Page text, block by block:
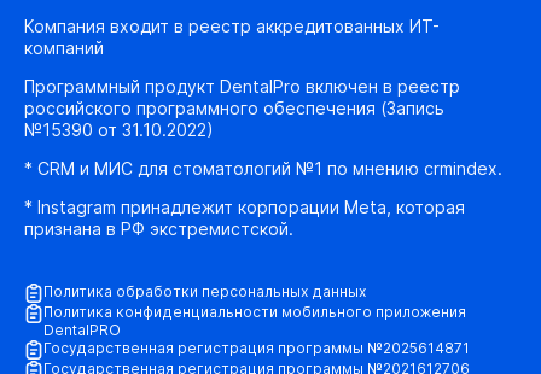
Компания входит в реестр аккредитованных ИТ-
компаний
Программный продукт DentalPro включен в реестр
российского программного обеспечения (Запись
№15390 от 31.10.2022)
* CRM и МИС для стоматологий №1 по мнению crmindex.
* Instagram принадлежит корпорации Meta, которая
признана в РФ экстремистской.
Политика обработки персональных данных
Политика конфиденциальности мобильного приложения
DentalPRO
Государственная регистрация программы №2025614871
Государственная регистрация программы №2021612706